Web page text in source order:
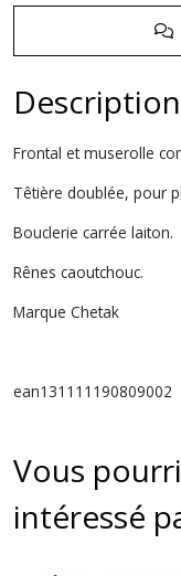
Description
Frontal et muserolle
Têtière doublée, pour
Bouclerie carrée laiton.
Rênes caoutchouc.
Marque Chetak
ean131111190809002
Vous
intéressé